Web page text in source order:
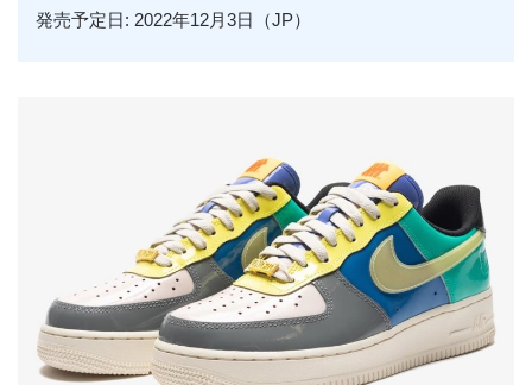
発売予定日: 2022年12月3日（JP）